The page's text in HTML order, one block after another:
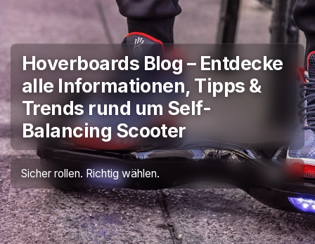
Hoverboards Blog – Entdecke
alle Informationen, Tipps &
Trends rund um Self-
Balancing Scooter
Sicher rollen. Richtig wählen.